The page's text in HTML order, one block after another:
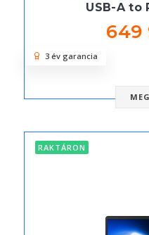
USB-A to
649
3 év garancia
RAKTÁRON